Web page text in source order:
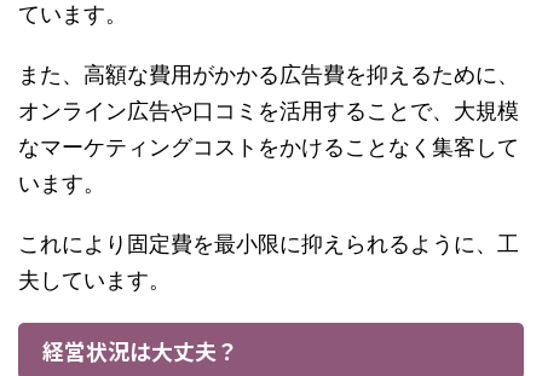
ています。
また、高額な費用がかかる広告費を抑えるために、
オンライン広告や口コミを活用することで、大規模
なマーケティングコストをかけることなく集客して
います。
これにより固定費を最小限に抑えられるように、工
夫しています。
経営状況は大丈夫？